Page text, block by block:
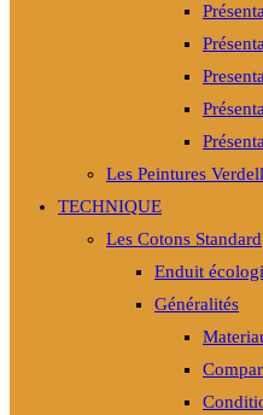
Les Peintures
TECHNIQUE
Les Cotons Standard
Enduit
Généralités